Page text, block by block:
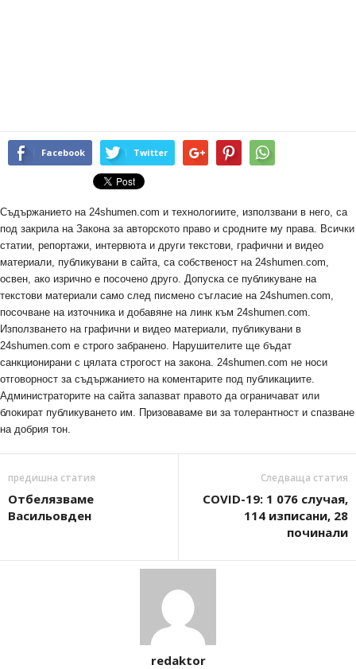
Facebook Twitter
Съдържанието на 24shumen.com и технологиите, използвани в него, са
под закрила на Закона за авторското право и сродните му права. Всички
статии, репортажи, интервюта и други текстови, графични и видео
материали, публикувани в сайта, са собственост на 24shumen.com,
освен, ако изрично е посочено друго. Допуска се публикуване на
текстови материали само след писмено съгласие на 24shumen.com,
посочване на източника и добавяне на линк към 24shumen.com.
Използването на графични и видео материали, публикувани в
24shumen.com е строго забранено. Нарушителите ще бъдат
санкционирани с цялата строгост на закона. 24shumen.com не носи
отговорност за съдържанието на коментарите под публикациите.
Администраторите на сайта запазват правото да ограничават или
блокират публикуването им. Призоваваме ви за толерантност и спазване
на добрия тон.
предишна статия
Отбелязваме
Васильовден
Следваща статия
COVID-19: 1 076 случая,
114 изписани, 28
починали
redaktor